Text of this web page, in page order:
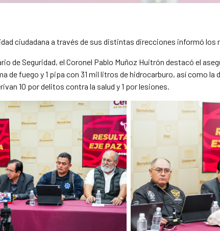
ciudadana a través de sus distintas direcciones informó
de Seguridad, el Coronel Pablo Muñoz Huitrón destacó el
de fuego y 1 pipa con 31 mil litros de hidrocarburo, así como
10 por delitos contra la salud y 1 por lesiones.